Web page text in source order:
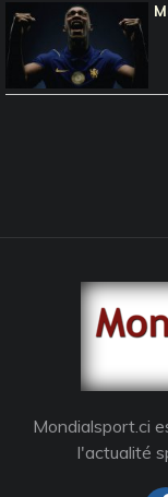
Mondialsport.ci
l'actualité